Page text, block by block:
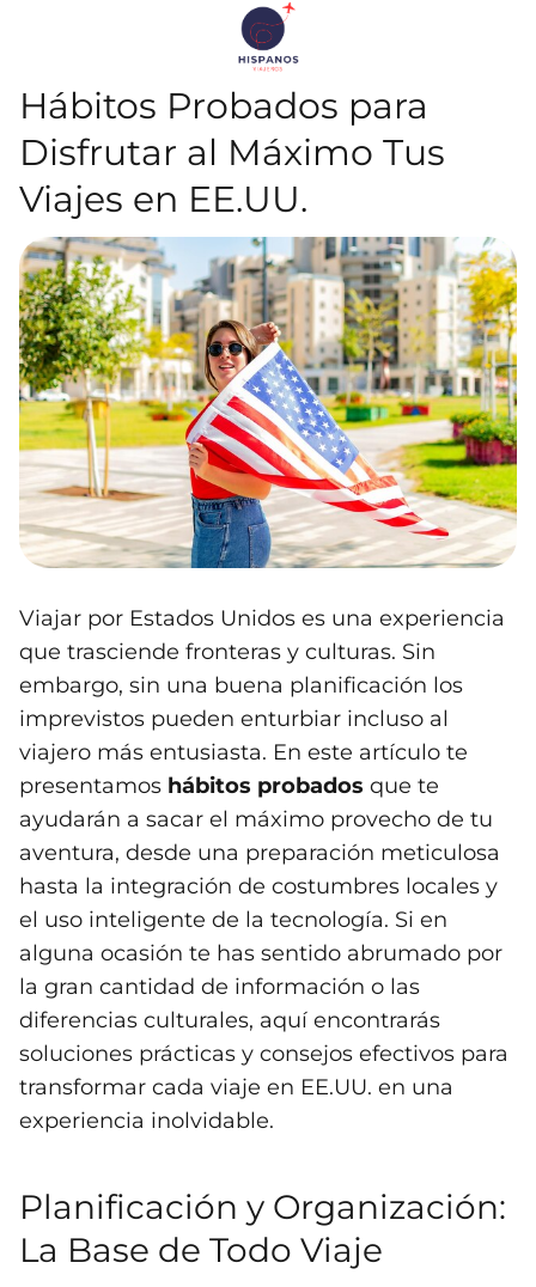
Hábitos Probados para
Disfrutar al Máximo Tus
Viajes en EE.UU.
Viajar por Estados Unidos es una experiencia
que trasciende fronteras y culturas. Sin
embargo, sin una buena planificación los
imprevistos pueden enturbiar incluso al
viajero más entusiasta. En este artículo te
presentamos hábitos probados que te
ayudarán a sacar el máximo provecho de tu
aventura, desde una preparación meticulosa
hasta la integración de costumbres locales y
el uso inteligente de la tecnología. Si en
alguna ocasión te has sentido abrumado por
la gran cantidad de información o las
diferencias culturales, aquí encontrarás
soluciones prácticas y consejos efectivos para
transformar cada viaje en EE.UU. en una
experiencia inolvidable.
Planificación y Organización:
La Base de Todo Viaje